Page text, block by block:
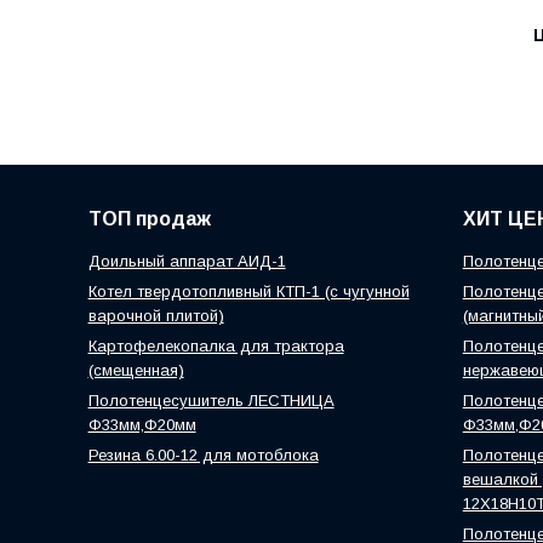
ТОП продаж
Доильный аппарат АИД-1
Котел твердотопливный КТП-1 (с чугунной
варочной плитой)
Картофелекопалка для трактора
(смещенная)
Полотенцесушитель ЛЕСТНИЦА
Ф33мм,Ф20мм
Резина 6.00-12 для мотоблока
ХИТ
вешалкой